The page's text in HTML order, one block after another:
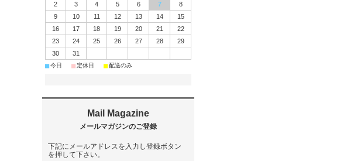
2
3 4 5 6 7
8
9
10 11 12 13 14
15
16
17 18 19 20 21
22
23
24 25 26 27 28
29
30
31
■今日 ■定休日 ■配送のみ
下記にメールアドレスを入力し登録ボタン
を押して下さい。